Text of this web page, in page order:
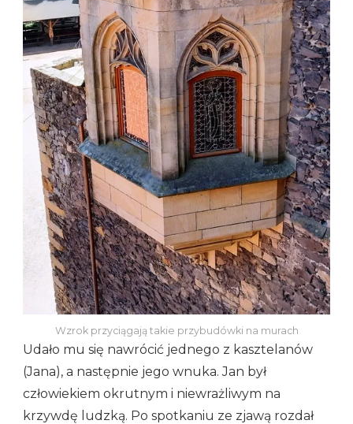
Wzrok przyciągają takie przybudówki na murach
Udało mu się nawrócić jednego z kasztelanów
(Jana), a następnie jego wnuka. Jan był
człowiekiem okrutnym i niewrażliwym na
krzywdę ludzką. Po spotkaniu ze zjawą rozdał